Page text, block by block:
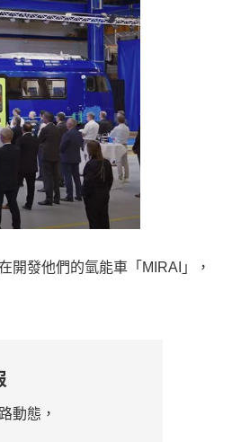
開發他們的氫能車「MIRAI」，
動態，